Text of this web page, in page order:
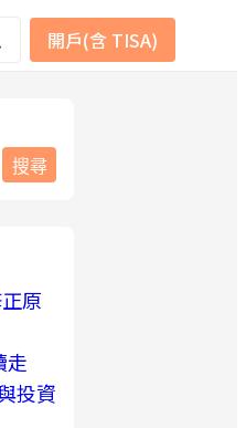
開戶(含 TISA)
搜尋
原
走
投資